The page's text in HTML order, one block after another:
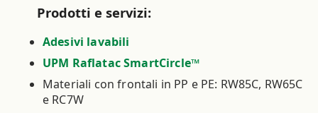
Prodotti e servizi:
Adesivi lavabili
UPM Raflatac SmartCircle™
Materiali con frontali in PP e PE: RW85C, RW65C
e RC7W